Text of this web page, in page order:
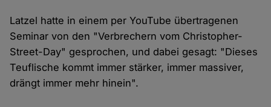
Latzel hatte in einem per YouTube übertragenen
Seminar von den "Verbrechern vom Christopher-
Street-Day" gesprochen, und dabei gesagt: "Dieses
Teuflische kommt immer stärker, immer massiver,
drängt immer mehr hinein".